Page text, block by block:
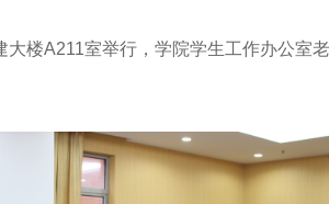
A211室举行，学院学生工作办公室老